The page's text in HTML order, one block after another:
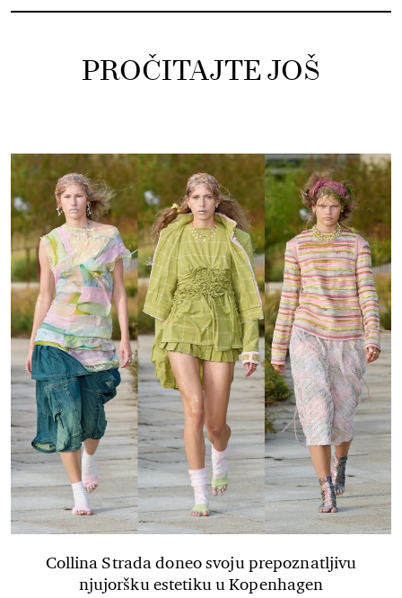
PROČITAJTE JOŠ
Collina Strada doneo svoju prepoznatljivu
njujoršku estetiku u Kopenhagen